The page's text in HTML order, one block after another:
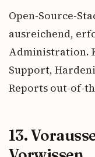
Open-Source-
ausreichend,
Administration.
Support,
Reports out-of-
13.